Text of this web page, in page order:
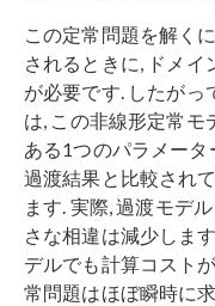
この定常問題を解く
されるときに, ドメイ
が必要です. したがっ
は, この非線形定常
ある1つのパラメー
過渡結果と比較され
ます. 実際, 過渡モデ
さな相違は減少しま
デルでも計算コスト
常問題はほぼ瞬時に